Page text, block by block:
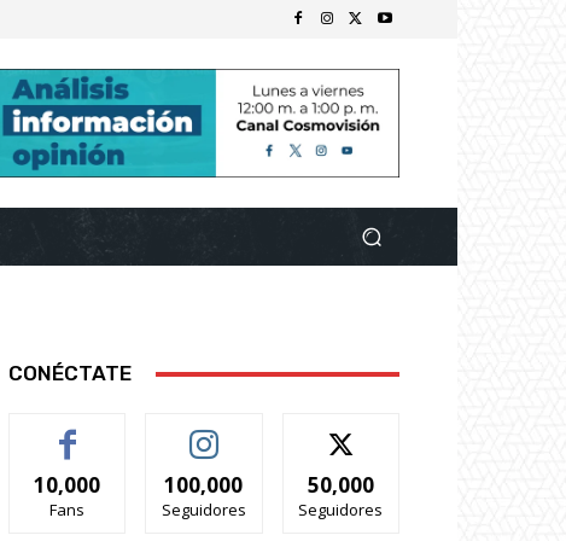
CONÉCTATE
10,000
Fans
100,000
Seguidores
50,000
Seguidores